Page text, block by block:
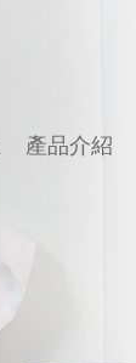
產品介紹